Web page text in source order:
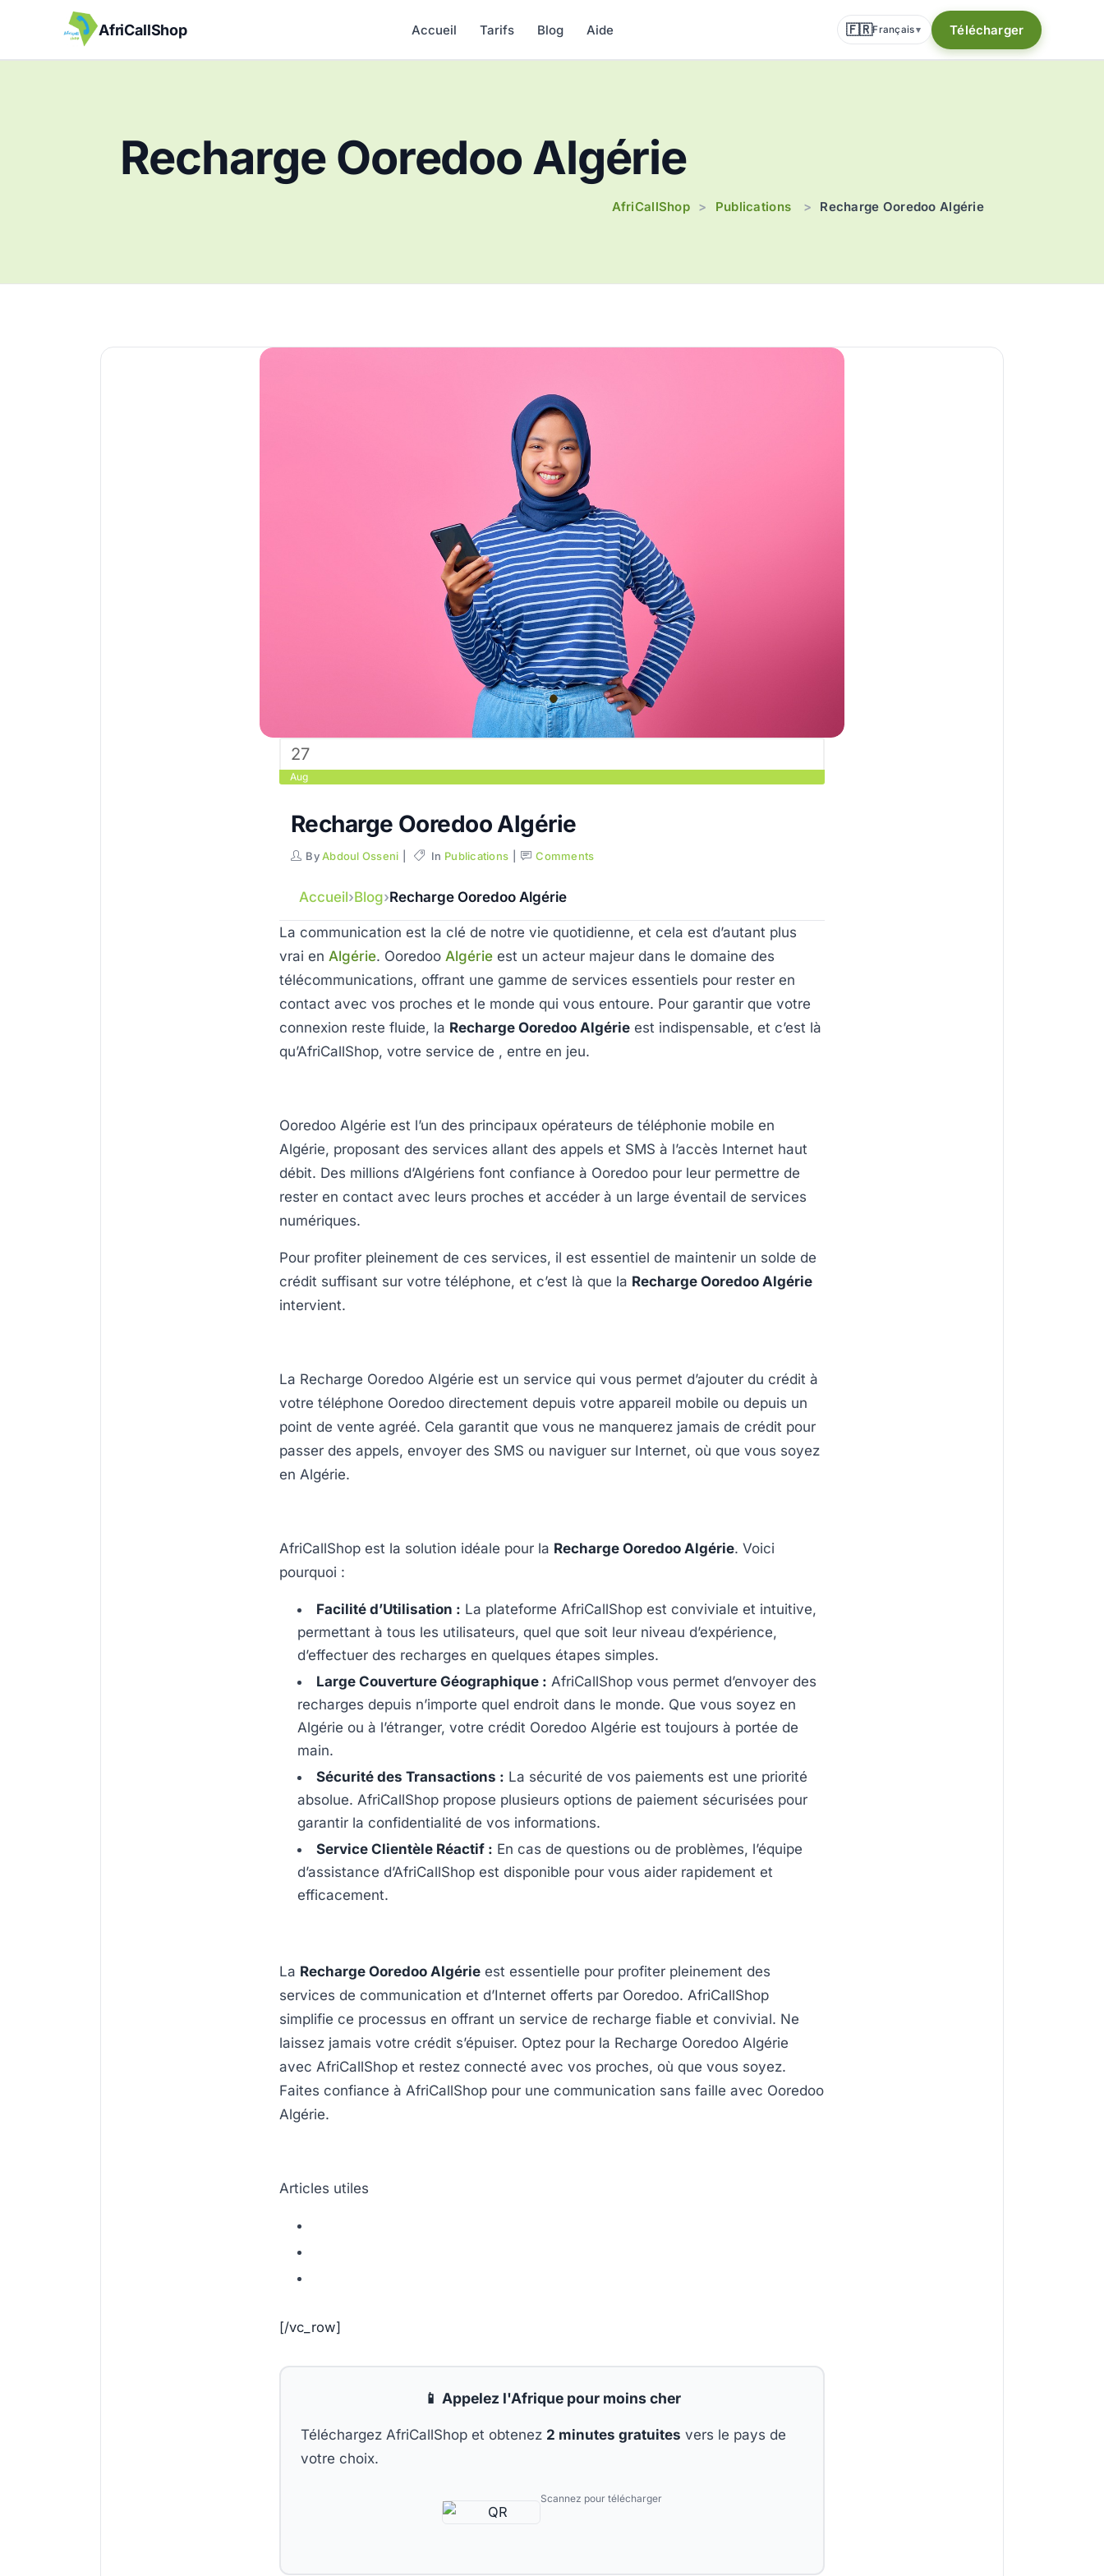
AfriCallShop Accueil Tarifs Blog Aide 🇫🇷Français▾ Télécharger
Recharge Ooredoo Algérie
AfriCallShop > Publications > Recharge Ooredoo Algérie
27
Aug
Recharge Ooredoo Algérie
ByAbdoul Osseni In Publications Comments
Accueil Blog Recharge Ooredoo Algérie
La communication est la clé de notre vie quotidienne, et cela est d’autant plus
vrai en Algérie. Ooredoo Algérie est un acteur majeur dans le domaine des
télécommunications, offrant une gamme de services essentiels pour rester en
contact avec vos proches et le monde qui vous entoure. Pour garantir que votre
connexion reste fluide, la Recharge Ooredoo Algérie est indispensable, et c’est là
qu’AfriCallShop, votre service de , entre en jeu.
Ooredoo Algérie est l’un des principaux opérateurs de téléphonie mobile en
Algérie, proposant des services allant des appels et SMS à l’accès Internet haut
débit. Des millions d’Algériens font confiance à Ooredoo pour leur permettre de
rester en contact avec leurs proches et accéder à un large éventail de services
numériques.
Pour profiter pleinement de ces services, il est essentiel de maintenir un solde de
crédit suffisant sur votre téléphone, et c’est là que la Recharge Ooredoo Algérie
intervient.
La Recharge Ooredoo Algérie est un service qui vous permet d’ajouter du crédit à
votre téléphone Ooredoo directement depuis votre appareil mobile ou depuis un
point de vente agréé. Cela garantit que vous ne manquerez jamais de crédit pour
passer des appels, envoyer des SMS ou naviguer sur Internet, où que vous soyez
en Algérie.
AfriCallShop est la solution idéale pour la Recharge Ooredoo Algérie. Voici
pourquoi :
Facilité d’Utilisation : La plateforme AfriCallShop est conviviale et intuitive,
permettant à tous les utilisateurs, quel que soit leur niveau d’expérience,
d’effectuer des recharges en quelques étapes simples.
Large Couverture Géographique : AfriCallShop vous permet d’envoyer des
recharges depuis n’importe quel endroit dans le monde. Que vous soyez en
Algérie ou à l’étranger, votre crédit Ooredoo Algérie est toujours à portée de
main.
Sécurité des Transactions : La sécurité de vos paiements est une priorité
absolue. AfriCallShop propose plusieurs options de paiement sécurisées pour
garantir la confidentialité de vos informations.
Service Clientèle Réactif : En cas de questions ou de problèmes, l’équipe
d’assistance d’AfriCallShop est disponible pour vous aider rapidement et
efficacement.
La Recharge Ooredoo Algérie est essentielle pour profiter pleinement des
services de communication et d’Internet offerts par Ooredoo. AfriCallShop
simplifie ce processus en offrant un service de recharge fiable et convivial. Ne
laissez jamais votre crédit s’épuiser. Optez pour la Recharge Ooredoo Algérie
avec AfriCallShop et restez connecté avec vos proches, où que vous soyez.
Faites confiance à AfriCallShop pour une communication sans faille avec Ooredoo
Algérie.
Articles utiles
[/vc_row]
📱 Appelez l'Afrique pour moins cher
Téléchargez AfriCallShop et obtenez 2 minutes gratuites vers le pays de
votre choix.
Scannez pour télécharger